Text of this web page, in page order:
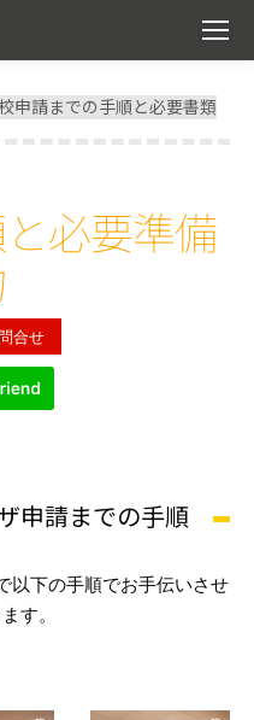
申請までの手順と必要書類
必要準備
合せ
申請までの手順
以下の手順でお手伝いさせ
す。